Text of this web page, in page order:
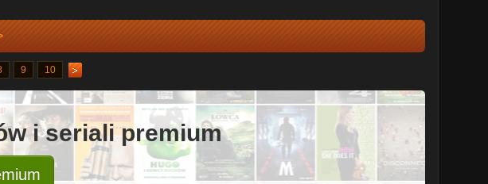
9 10
i seriali premium